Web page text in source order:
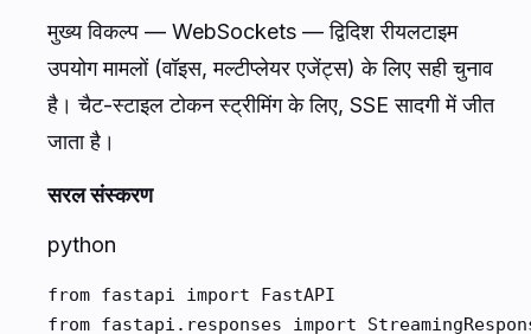
मुख्य विकल्प — WebSockets — द्विदिश रीयलटाइम
उपयोग मामलों (वॉइस, मल्टीप्लेयर एजेंट्स) के लिए सही चुनाव
है। चैट-स्टाइल टोकन स्ट्रीमिंग के लिए, SSE सादगी में जीत
जाता है।
सरल संस्करण
python
from fastapi import FastAPI
from fastapi.responses import